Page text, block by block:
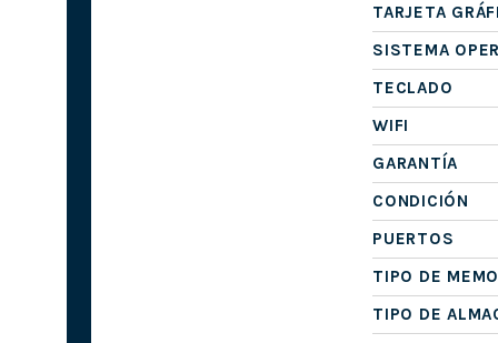
TARJETA
SISTEMA
TECLADO
WIFI
GARANTÍA
CONDICIÓN
PUERTOS
TIPO DE
TIPO DE